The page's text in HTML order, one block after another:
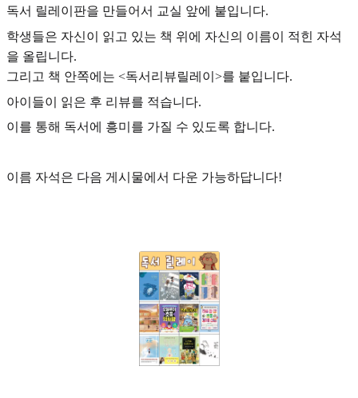
독서 릴레이판을 만들어서 교실 앞에 붙입니다.
학생들은 자신이 읽고 있는 책 위에 자신의 이름이 적힌 자석
을 올립니다.
그리고 책 안쪽에는 <독서리뷰릴레이>를 붙입니다.
아이들이 읽은 후 리뷰를 적습니다.
이를 통해 독서에 흥미를 가질 수 있도록 합니다.
이름 자석은 다음 게시물에서 다운 가능하답니다!